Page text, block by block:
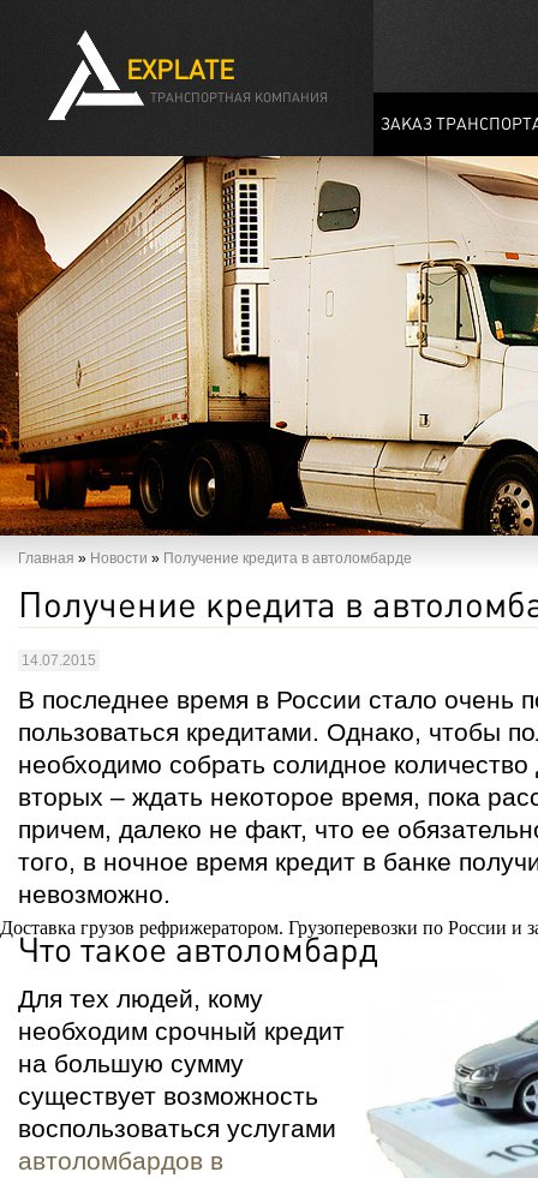
EXPLATE
ТРАНСПОРТНАЯ КОМПАНИЯ
ЗАКАЗ
Доставка грузов рефрижератором. Грузоперевозки по России и
Главная » Новости » Получение кредита в автоломбарде
Получение кредита в
14.07.2015
В последнее время в России стало очень
пользоваться кредитами. Однако, чтобы
необходимо собрать солидное количество
вторых – ждать некоторое время, пока
причем, далеко не факт, что ее
того, в ночное время кредит в банке
невозможно.
Что такое автоломбард
Для тех людей, кому
необходим срочный кредит
на большую сумму
существует возможность
воспользоваться услугами
автоломбардов в